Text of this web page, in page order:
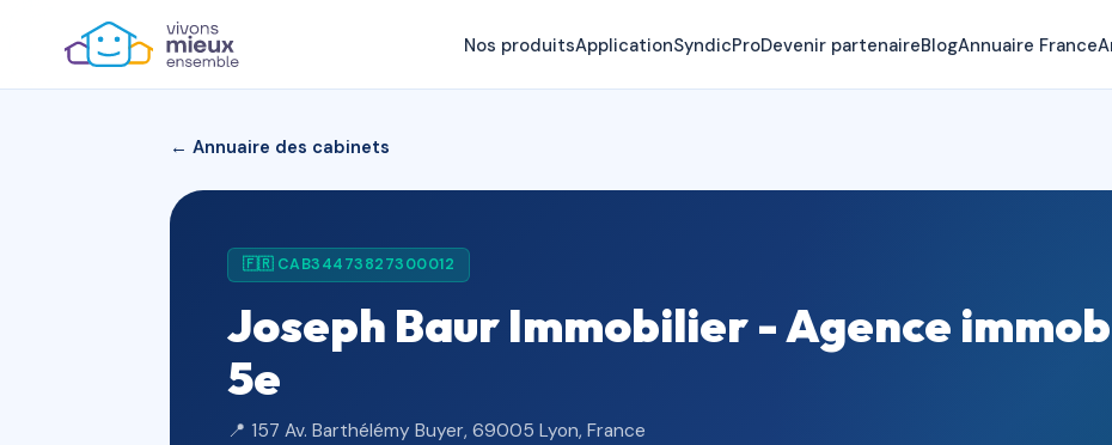
Nos produitsApplicationSyndicProDevenir partenaireBlogAnnuaire France
← Annuaire des cabinets
🇫🇷 CAB34473827300012
Joseph Baur Immobilier - Agence
5e
📍 157 Av. Barthélémy Buyer, 69005 Lyon, France